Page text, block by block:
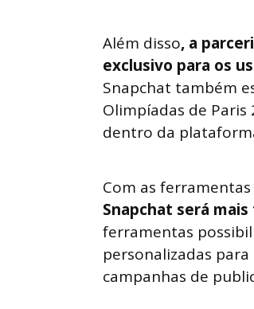
Além disso, a
exclusivo para os
Snapchat também
Olimpíadas de
dentro da
Com as
Snapchat será
ferramentas
personalizadas
campanhas de